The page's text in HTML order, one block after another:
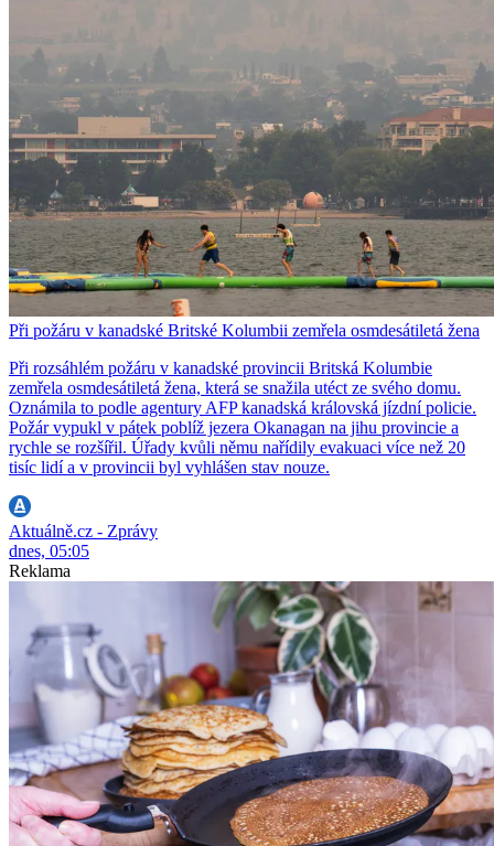
Při požáru v kanadské Britské Kolumbii zemřela osmdesátiletá žena
Při rozsáhlém požáru v kanadské provincii Britská Kolumbie
zemřela osmdesátiletá žena, která se snažila utéct ze svého domu.
Oznámila to podle agentury AFP kanadská královská jízdní policie.
Požár vypukl v pátek poblíž jezera Okanagan na jihu provincie a
rychle se rozšířil. Úřady kvůli němu nařídily evakuaci více než 20
tisíc lidí a v provincii byl vyhlášen stav nouze.
Aktuálně.cz - Zprávy
dnes, 05:05
Reklama